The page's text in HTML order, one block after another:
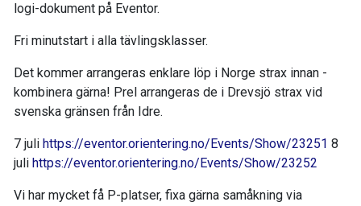
logi-dokument på Eventor.
Fri minutstart i alla tävlingsklasser.
Det kommer arrangeras enklare löp i Norge strax innan -
kombinera gärna! Prel arrangeras de i Drevsjö strax vid
svenska gränsen från Idre.
7 juli https://eventor.orientering.no/Events/Show/23251 8
juli https://eventor.orientering.no/Events/Show/23252
Vi har mycket få P-platser, fixa gärna samåkning via